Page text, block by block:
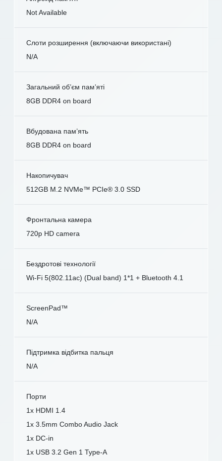
Not Available
Слоти розширення (включаючи використані)
N/A
Загальний об’єм пам’яті
8GB DDR4 on board
Вбудована пам’ять
8GB DDR4 on board
Накопичувач
512GB M.2 NVMe™ PCIe® 3.0 SSD
Фронтальна камера
720p HD camera
Бездротові технології
Wi-Fi 5(802.11ac) (Dual band) 1*1 + Bluetooth 4.1
ScreenPad™
N/A
Підтримка відбитка пальця
N/A
Порти
1x HDMI 1.4
1x 3.5mm Combo Audio Jack
1x DC-in
1x USB 3.2 Gen 1 Type-A